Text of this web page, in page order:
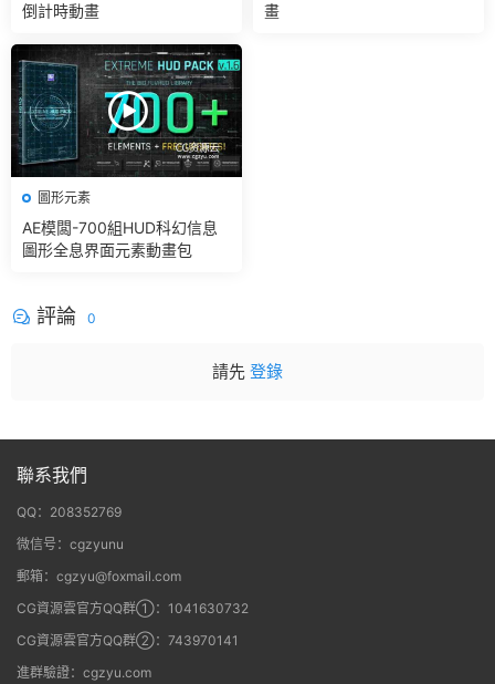
倒計時動畫
畫
圖形元素
AE模闆-700組HUD科幻信息
圖形全息界面元素動畫包
評論 0
請先 登錄
聯系我們
QQ：208352769
微信号：cgzyunu
郵箱：cgzyu@foxmail.com
CG資源雲官方QQ群①：1041630732
CG資源雲官方QQ群②：743970141
進群驗證：cgzyu.com